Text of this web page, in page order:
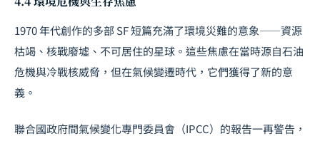
1970 年代創作的多部 SF 短篇充滿了環境災難的意象——資源
枯竭、核戰廢墟、不可居住的星球。這些焦慮在當時源自石油
危機與冷戰核威脅，但在氣候變遷時代，它們獲得了新的意
義。
聯合國政府間氣候變化專門委員會（IPCC）的報告一再警告，